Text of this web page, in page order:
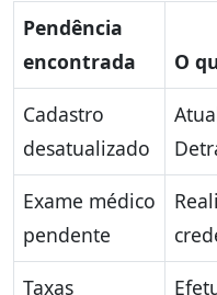
Pendência
encontrada
O
Cadastro
desatualizado
Exame médico
pendente
Taxas